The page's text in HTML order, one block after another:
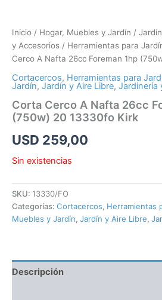
Inicio / Hogar, Muebles y Jardín /
y Accesorios / Herramientas para
Cerco A Nafta 26cc Foreman 1hp
Cortacercos, Herramientas para
Jardín, Jardín y Aire Libre, Jardinería
Corta Cerco A Nafta 26cc
(750w) 20 13330fo Kirk
USD 259,00
Sin existencias
SKU: 13330/FO
Categorías: Cortacercos, Herramientas
Muebles y Jardín, Jardín y Aire Libre,
Descripción